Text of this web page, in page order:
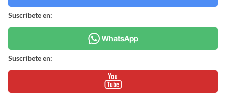
Suscríbete en:
Suscríbete en: